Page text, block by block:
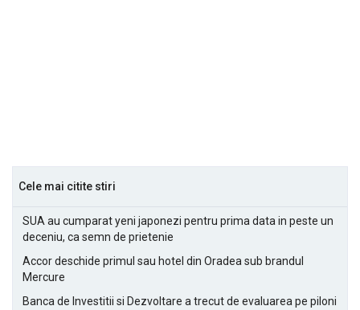
Cele mai citite stiri
SUA au cumparat yeni japonezi pentru prima data in peste un
deceniu, ca semn de prietenie
Accor deschide primul sau hotel din Oradea sub brandul
Mercure
Banca de Investitii si Dezvoltare a trecut de evaluarea pe piloni